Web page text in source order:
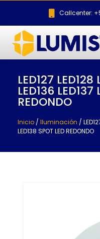
Callcenter:
LED127 LED128
LED136 LED137
REDONDO
Inicio / Iluminación /
LED138 SPOT LED REDONDO